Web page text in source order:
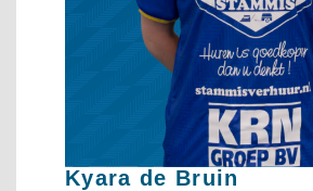
Kyara de Bruin